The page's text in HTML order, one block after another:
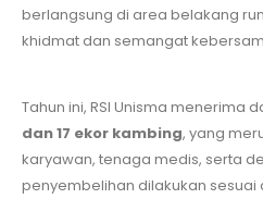
berlangsung di area belakang
khidmat dan semangat
Tahun ini, RSI Unisma menerima
dan 17 ekor kambing, yang
karyawan, tenaga medis, serta
penyembelihan dilakukan sesuai